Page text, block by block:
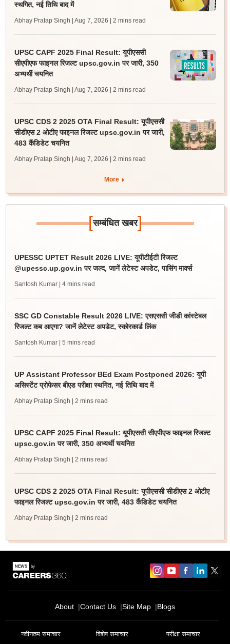
स्थगित, नई तिथि बाद में
Abhay Pratap Singh | Aug 7, 2026 | 2 mins read
UPSC CAPF 2025 Final Result: यूपीएससी
सीएपीएफ फाइनल रिजल्ट upsc.gov.in पर जारी, 350
अभ्यर्थी चयनित
Abhay Pratap Singh | Aug 7, 2026 | 2 mins read
UPSC CDS 2 2025 OTA Final Result: यूपीएससी
सीडीएस 2 ओटीए फाइनल रिजल्ट upsc.gov.in पर जारी,
483 कैंडिडेट चयनित
Abhay Pratap Singh | Aug 7, 2026 | 2 mins read
More
[सम्बंधित खबर]
UPESSC UPTET Result 2026 LIVE: यूपीटीईटी रिजल्ट
@upessc.up.gov.in पर जल्द, जानें लेटेस्ट अपडेट, पासिंग मार्क्स
Santosh Kumar | 4 mins read
SSC GD Constable Result 2026 LIVE: एसएससी जीडी कांस्टेबल
रिजल्ट कब आएगा? जानें लेटेस्ट अपडेट, स्कोरकार्ड लिंक
Santosh Kumar | 5 mins read
UP Assistant Professor BEd Exam Postponed 2026: यूपी
असिस्टेंट प्रोफेसर बीएड परीक्षा स्थगित, नई तिथि बाद में
Abhay Pratap Singh | 2 mins read
UPSC CAPF 2025 Final Result: यूपीएससी सीएपीएफ फाइनल रिजल्ट
upsc.gov.in पर जारी, 350 अभ्यर्थी चयनित
Abhay Pratap Singh | 2 mins read
UPSC CDS 2 2025 OTA Final Result: यूपीएससी सीडीएस 2 ओटीए
फाइनल रिजल्ट upsc.gov.in पर जारी, 483 कैंडिडेट चयनित
Abhay Pratap Singh | 2 mins read
About Contact Us Site Map Blogs
नवीनतम समाचार विशेष समाचार परीक्षा समाचार